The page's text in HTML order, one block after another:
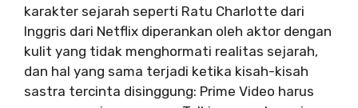
karakter sejarah seperti Ratu Charlotte dari
Inggris dari Netflix diperankan oleh aktor dengan
kulit yang tidak menghormati realitas sejarah,
dan hal yang sama terjadi ketika kisah-kisah
sastra tercinta disinggung: Prime Video harus